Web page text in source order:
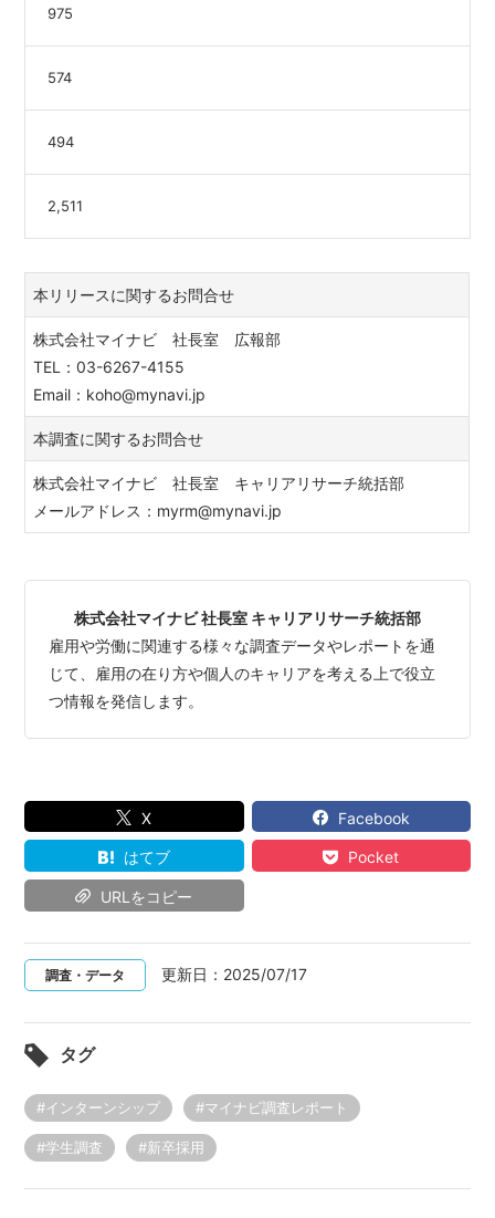
975
574
494
2,511
本リリースに関するお問合せ
株式会社マイナビ 社長室 広報部
TEL：03-6267-4155
Email：koho@mynavi.jp
本調査に関するお問合せ
株式会社マイナビ 社長室 キャリアリサーチ統括部
メールアドレス：myrm@mynavi.jp
株式会社マイナビ 社長室 キャリアリサーチ統括部
雇用や労働に関連する様々な調査データやレポートを通
じて、雇用の在り方や個人のキャリアを考える上で役立
つ情報を発信します。
X Facebook
はてブ Pocket
URLをコピー
調査・データ 更新日： 2025/07/17
タグ
#インターンシップ #マイナビ調査レポート
#学生調査 #新卒採用